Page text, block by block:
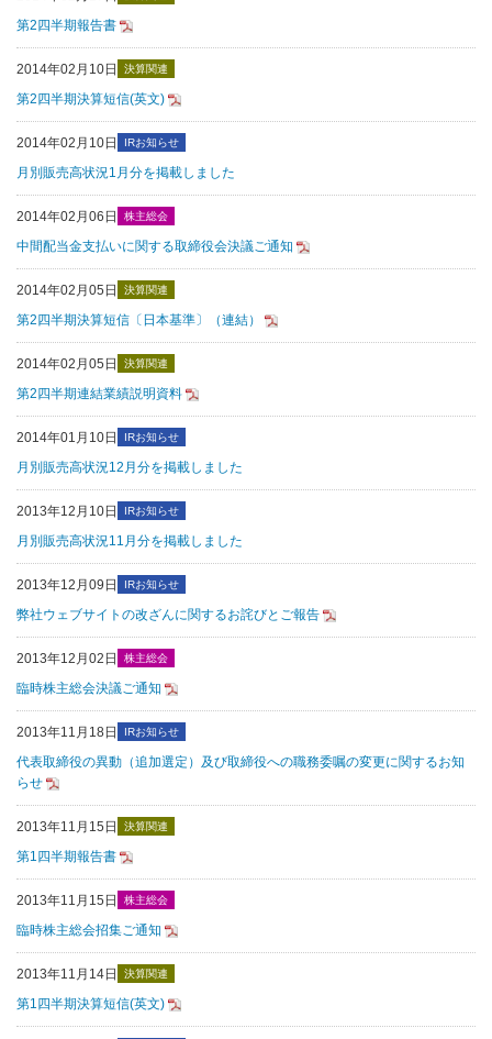
第2四半期報告書
2014年02月10日 決算関連
第2四半期決算短信(英文)
2014年02月10日 IRお知らせ
月別販売高状況1月分を掲載しました
2014年02月06日 株主総会
中間配当金支払いに関する取締役会決議ご通知
2014年02月05日 決算関連
第2四半期決算短信〔日本基準〕（連結）
2014年02月05日 決算関連
第2四半期連結業績説明資料
2014年01月10日 IRお知らせ
月別販売高状況12月分を掲載しました
2013年12月10日 IRお知らせ
月別販売高状況11月分を掲載しました
2013年12月09日 IRお知らせ
弊社ウェブサイトの改ざんに関するお詫びとご報告
2013年12月02日 株主総会
臨時株主総会決議ご通知
2013年11月18日 IRお知らせ
代表取締役の異動（追加選定）及び取締役への職務委嘱の変更に関するお知
らせ
2013年11月15日 決算関連
第1四半期報告書
2013年11月15日 株主総会
臨時株主総会招集ご通知
2013年11月14日 決算関連
第1四半期決算短信(英文)